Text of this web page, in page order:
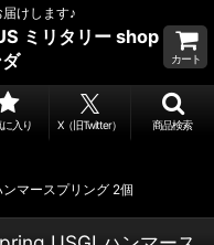
けします♪
ミリタリー shop
カート
に入り X（旧Twitter） 商品検索
マースプリング 2個